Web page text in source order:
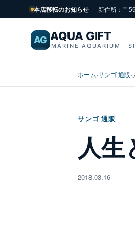
本店移転のお知らせ— 新住所：〒
AG AQUA GIFT
MARINE AQUARIUM ·
ホーム›サンゴ 通販›
サンゴ 通販
人生
2018.03.16